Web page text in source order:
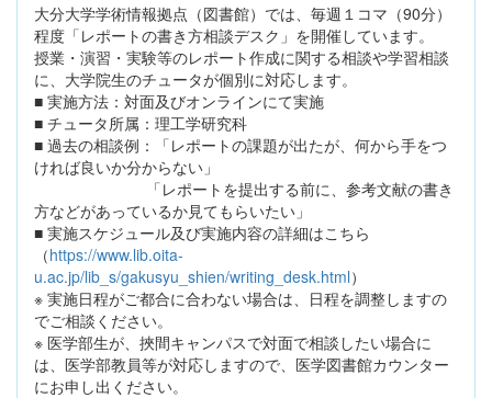
大分大学学術情報拠点（図書館）では、毎週１コマ（90分）
程度「レポートの書き方相談デスク」を開催しています。
授業・演習・実験等のレポート作成に関する相談や学習相談
に、大学院生のチュータが個別に対応します。
■ 実施方法：対面及びオンラインにて実施
■ チュータ所属：理工学研究科
■ 過去の相談例：「レポートの課題が出たが、何から手をつ
ければ良いか分からない」
「レポートを提出する前に、参考文献の書き
方などがあっているか見てもらいたい」
■ 実施スケジュール及び実施内容の詳細はこちら
（https://www.lib.oita-
u.ac.jp/lib_s/gakusyu_shien/writing_desk.html）
※ 実施日程がご都合に合わない場合は、日程を調整しますの
でご相談ください。
※ 医学部生が、挾間キャンパスで対面で相談したい場合に
は、医学部教員等が対応しますので、医学図書館カウンター
にお申し出ください。